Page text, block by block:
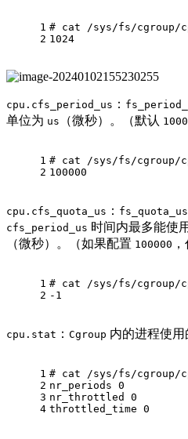
1
2
# cat /sys/fs/cgroup/
1024
cpu.cfs_period_us ：
单位为 us （微秒）。（默认
1
2
# cat /sys/fs/cgroup/
100000
cpu.cfs_quota_us ： fs_quota_us
cfs_period_us 时间内最多能使
（微秒）。（如果配置 100000
1
2
# cat /sys/fs/cgroup/
-1
cpu.stat ： Cgroup 内的进程使用
1
2
3
4
# cat /sys/fs/cgroup/
nr_periods 0
nr_throttled 0
throttled_time 0